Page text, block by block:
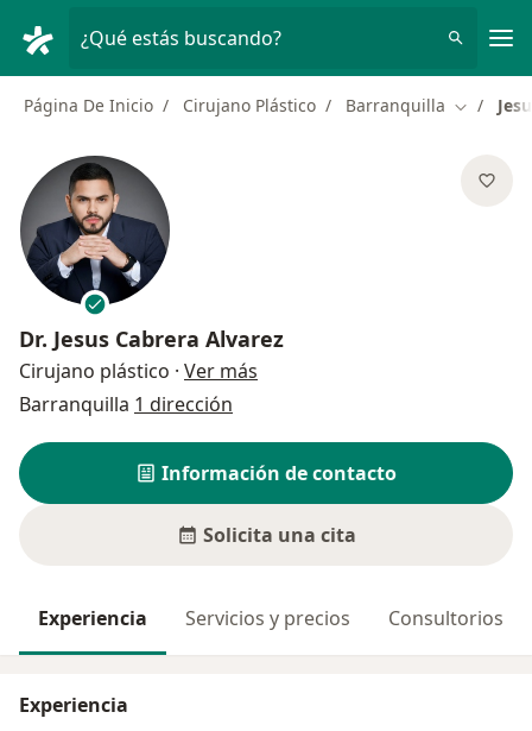
¿Qué estás buscando?
Página De Inicio Cirujano Plástico Barranquilla Cambiar
Dr. Jesus Cabrera Alvarez
Cirujano plástico · Ver más
Barranquilla 1 dirección
Información de contacto
Solicita una cita
Experiencia Servicios y precios Consultorios
Experiencia